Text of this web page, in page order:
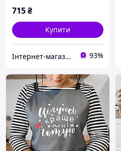
715₴
Купити
Інтернет-магазин Подарунки 93%